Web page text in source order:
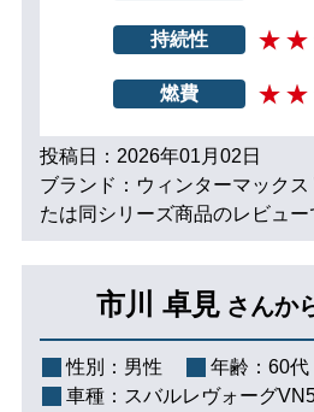
持続性
燃費
投稿日：2026年01月02日
ブランド：ウィンターマック
たは同シリーズ商品のレビュー
市川 卓見 さんか
性別： 男性 年齢： 60代
車種： スバルレヴォーグ